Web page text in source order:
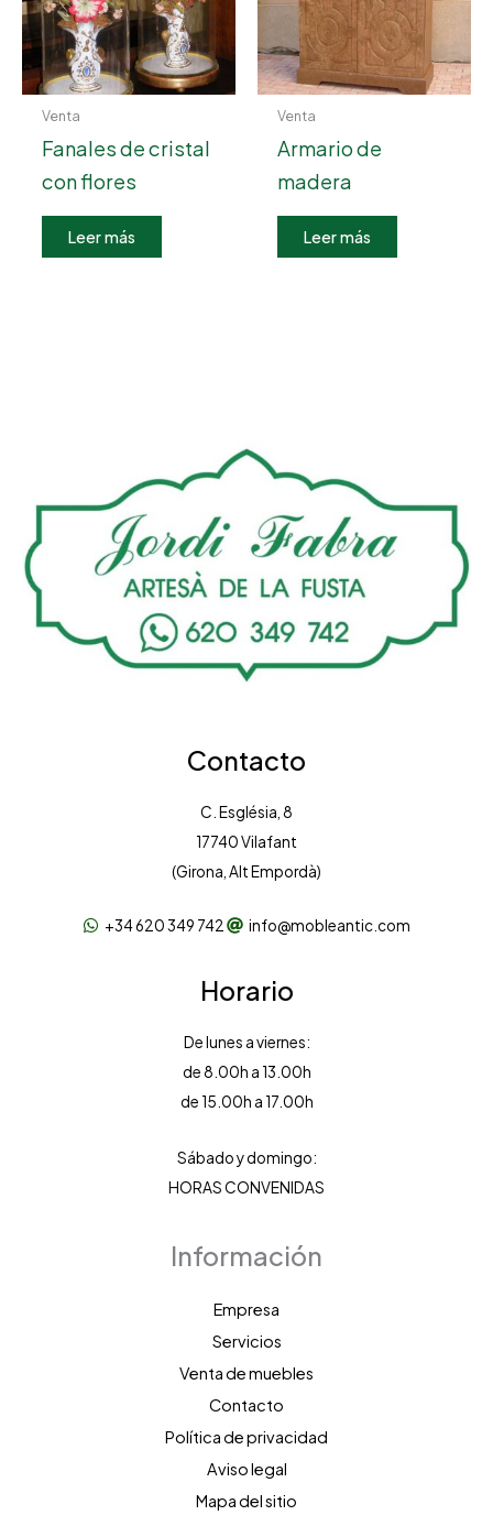
Venta
Fanales de cristal
con flores
Leer más
Venta
Armario de
madera
Leer más
Contacto
C. Església, 8
17740 Vilafant
(Girona, Alt Empordà)
+34 620 349 742 info@mobleantic.com
Horario
De lunes a viernes:
de 8.00h a 13.00h
de 15.00h a 17.00h
Sábado y domingo:
HORAS CONVENIDAS
Información
Empresa
Servicios
Venta de muebles
Contacto
Política de privacidad
Aviso legal
Mapa del sitio